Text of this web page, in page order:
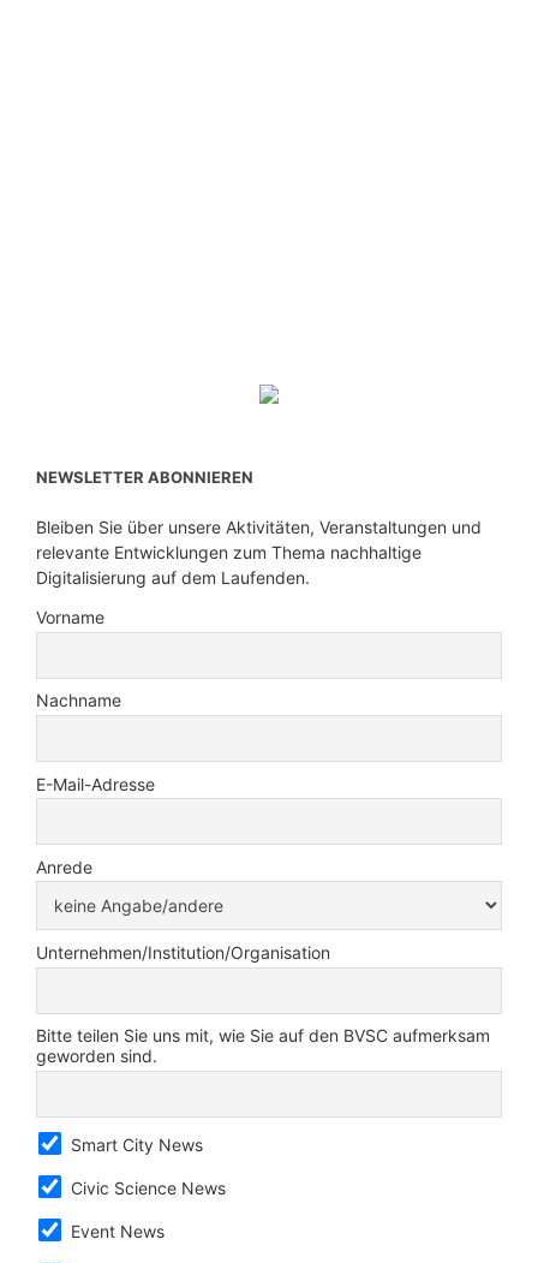
NEWSLETTER ABONNIEREN
Bleiben Sie über unsere Aktivitäten, Veranstaltungen und
relevante Entwicklungen zum Thema nachhaltige
Digitalisierung auf dem Laufenden.
Vorname
Nachname
E-Mail-Adresse
Anrede
Unternehmen/Institution/Organisation
Bitte teilen Sie uns mit, wie Sie auf den BVSC aufmerksam
geworden sind.
Smart City News
Civic Science News
Event News